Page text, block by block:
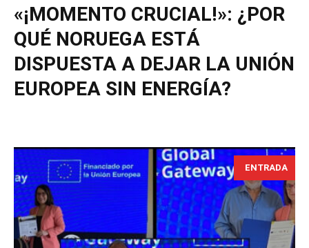
«¡MOMENTO CRUCIAL!»: ¿POR
QUÉ NORUEGA ESTÁ
DISPUESTA A DEJAR LA UNIÓN
EUROPEA SIN ENERGÍA?
ENTRADA